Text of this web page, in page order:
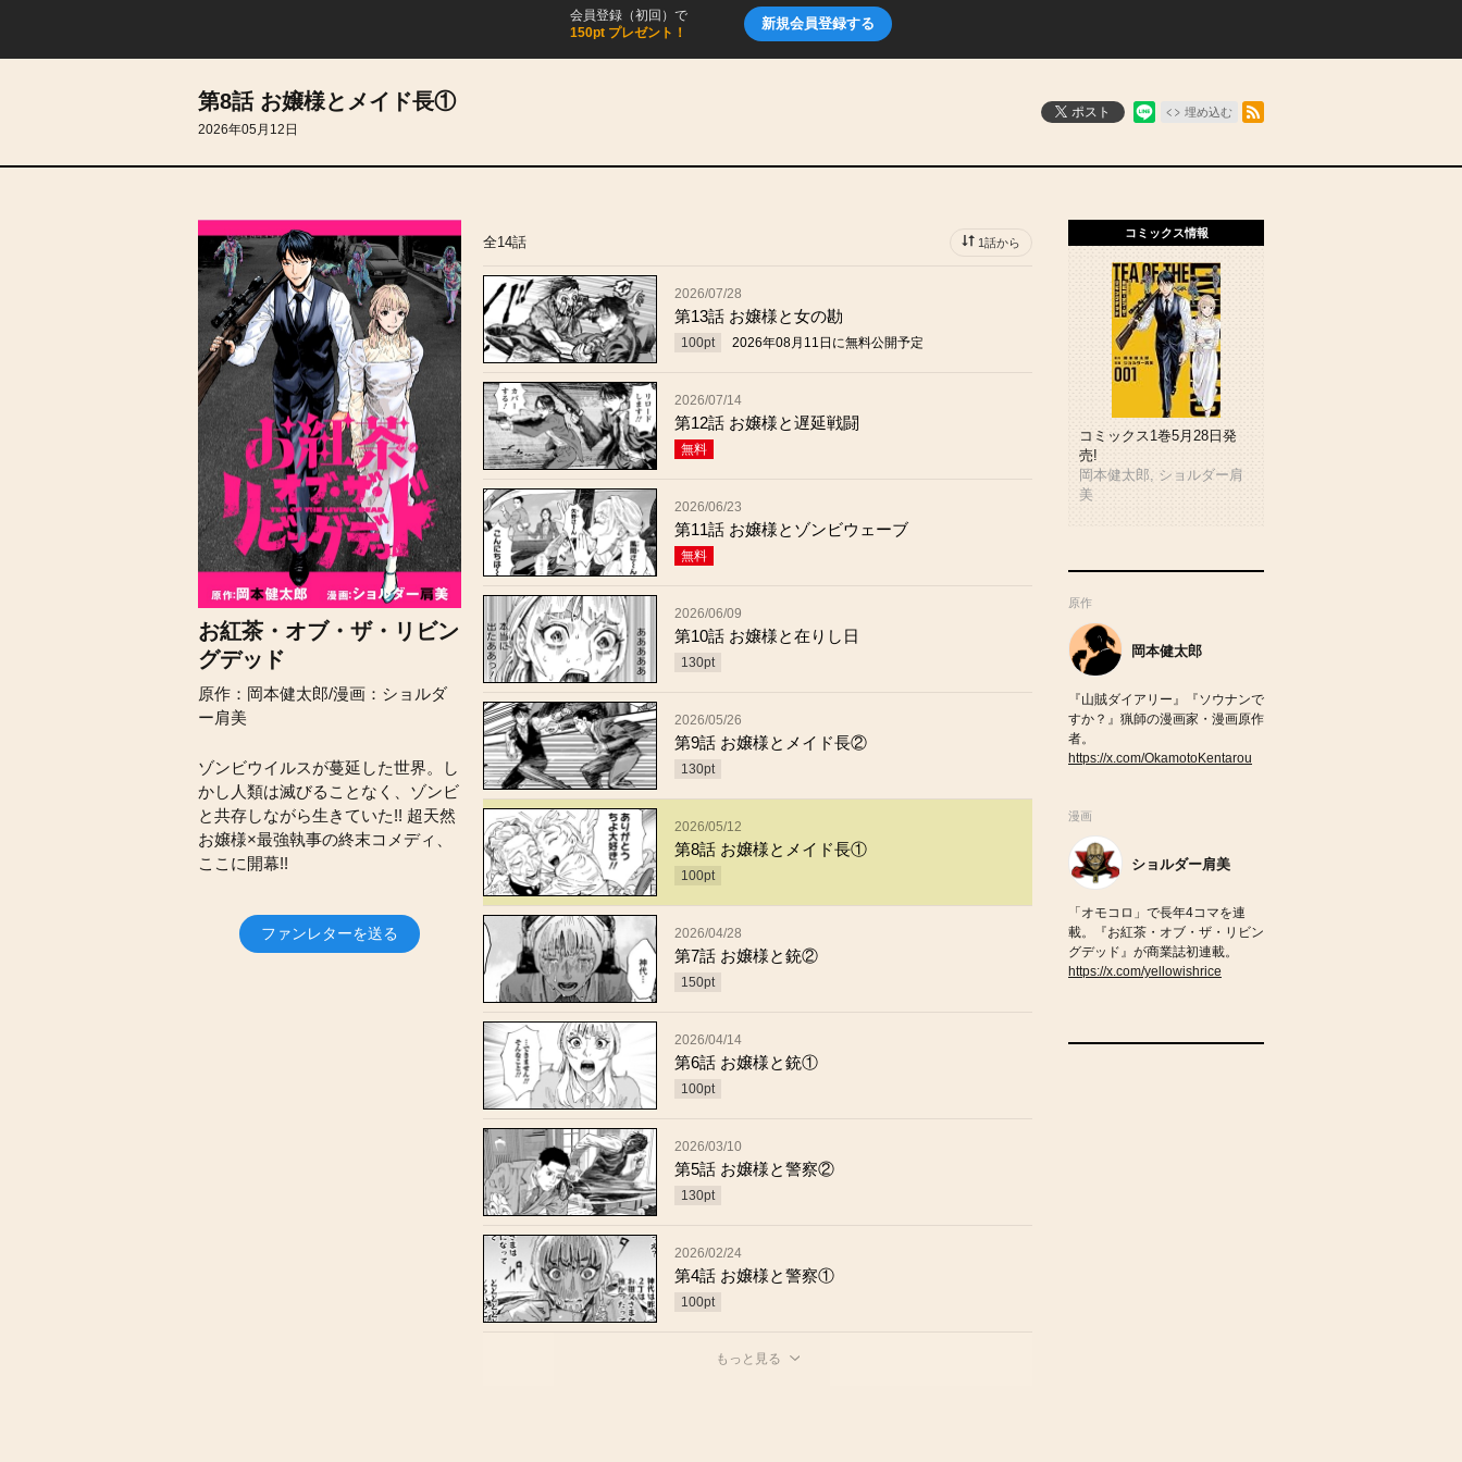
会員登録（初回）で
150pt プレゼント！
新規会員登録する
第8話 お嬢様とメイド長①
2026年05月12日
ポスト 埋め込む
お紅茶・オブ・ザ・リビン
グデッド
原作：岡本健太郎/漫画：ショルダ
ー肩美
ゾンビウイルスが蔓延した世界。し
かし人類は滅びることなく、ゾンビ
と共存しながら生きていた!! 超天然
お嬢様×最強執事の終末コメディ、
ここに開幕!!
ファンレターを送る
全14話 1話から
2026/07/28
第13話 お嬢様と女の勘
100pt 2026年08月11日 に無料公開予定
2026/07/14
第12話 お嬢様と遅延戦闘
無料
2026/06/23
第11話 お嬢様とゾンビウェーブ
無料
2026/06/09
第10話 お嬢様と在りし日
130pt
2026/05/26
第9話 お嬢様とメイド長②
130pt
2026/05/12
第8話 お嬢様とメイド長①
100pt
2026/04/28
第7話 お嬢様と銃②
150pt
2026/04/14
第6話 お嬢様と銃①
100pt
2026/03/10
第5話 お嬢様と警察②
130pt
2026/02/24
第4話 お嬢様と警察①
100pt
もっと見る
コミックス情報
コミックス1巻5月28日発
売!
岡本健太郎, ショルダー肩
美
原作
岡本健太郎
『山賊ダイアリー』『ソウナンで
すか？』猟師の漫画家・漫画原作
者。
https://x.com/OkamotoKentarou
漫画
ショルダー肩美
「オモコロ」で長年4コマを連
載。『お紅茶・オブ・ザ・リビン
グデッド』が商業誌初連載。
https://x.com/yellowishrice